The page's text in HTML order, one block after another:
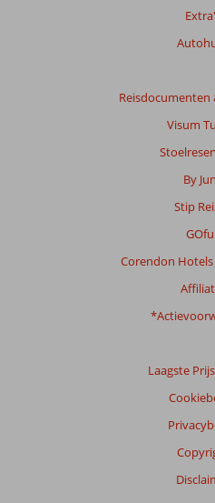
Reisdocumenten
Visum
By
Stip
Corendon Hotels
Laagste